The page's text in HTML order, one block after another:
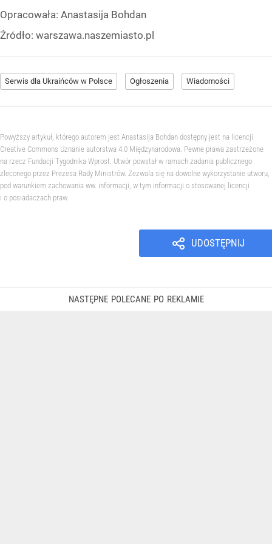
Opracowała: Anastasija Bohdan
Źródło: warszawa.naszemiasto.pl
Serwis dla Ukraińców w Polsce Ogłoszenia Wiadomości
Powyższy artykuł, którego autorem jest Anastasija Bohdan dostępny jest na licencji
Creative Commons Uznanie autorstwa 4.0 Międzynarodowa. Pewne prawa zastrzeżone
na rzecz Fundacji Tygodnika Wprost. Utwór powstał w ramach zadania publicznego
zleconego przez Prezesa Rady Ministrów. Zezwala się na dowolne wykorzystanie utworu,
pod warunkiem zachowania ww. informacji, w tym informacji o stosowanej licencji
i o posiadaczach praw.
UDOSTĘPNIJ